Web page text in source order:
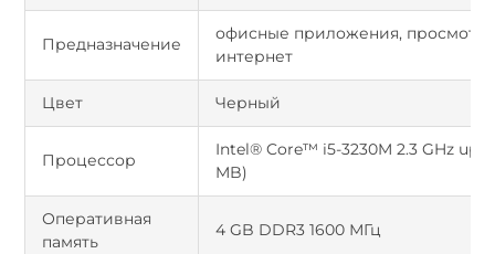
Предназначение
офисные приложения, просмотр
интернет
Цвет Черный
Процессор
Intel® Core™ i5-3230M 2.3 GHz up
MB)
Оперативная
память
4 GB DDR3 1600 МГц